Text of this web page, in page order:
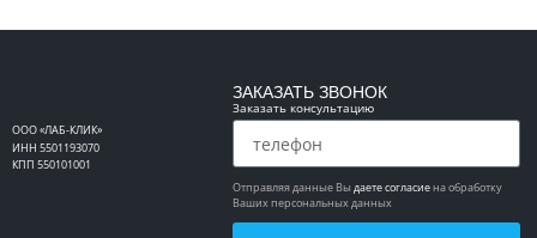
ООО «ЛАБ-КЛИК»
ИНН 5501193070
КПП 550101001
ЗАКАЗАТЬ ЗВОНОК
Заказать консультацию
Отправляя данные Вы даете согласиена обработку
Ваших персональных данных